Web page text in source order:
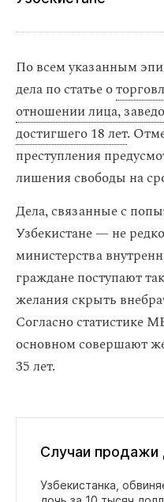
По всем указанным
дела по статье о
отношении лица,
достигшего 18 лет.
преступления
лишения свободы на
Дела, связанные с
Узбекистане — не
министерства
граждане поступают
желания скрыть
Согласно статистике
основном совершают
35 лет.
Случаи продажи
Узбекистанка,